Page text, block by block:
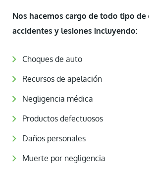
Nos hacemos cargo de todo tipo de
accidentes y lesiones incluyendo:
Choques de auto
Recursos de apelación
Negligencia médica
Productos defectuosos
Daños personales
Muerte por negligencia